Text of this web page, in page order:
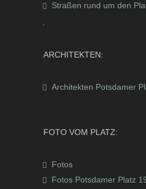
Straßen rund um den
ARCHITEKTEN:
Architekten Potsdamer
FOTO VOM PLATZ:
Fotos
Fotos Potsdamer Platz